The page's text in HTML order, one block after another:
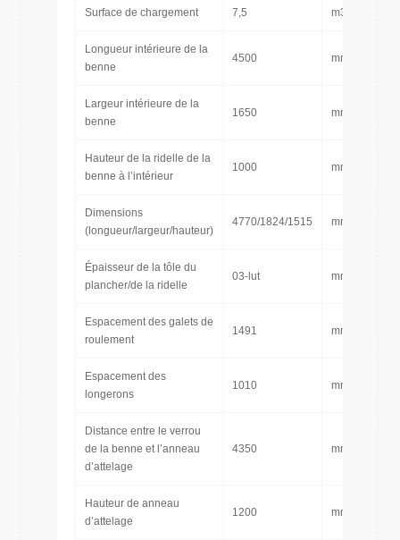
Surface de chargement 7,5 m3
Longueur intérieure de la
benne
4500 mm
Largeur intérieure de la
benne
1650 mm
Hauteur de la ridelle de la
benne à l’intérieur
1000 mm
Dimensions
(longueur/largeur/hauteur)
4770/1824/1515 mm
Épaisseur de la tôle du
plancher/de la ridelle
03-lut mm
Espacement des galets de
roulement
1491 mm
Espacement des
longerons
1010 mm
Distance entre le verrou
de la benne et l’anneau
d’attelage
4350 mm
Hauteur de anneau
d’attelage
1200 mm